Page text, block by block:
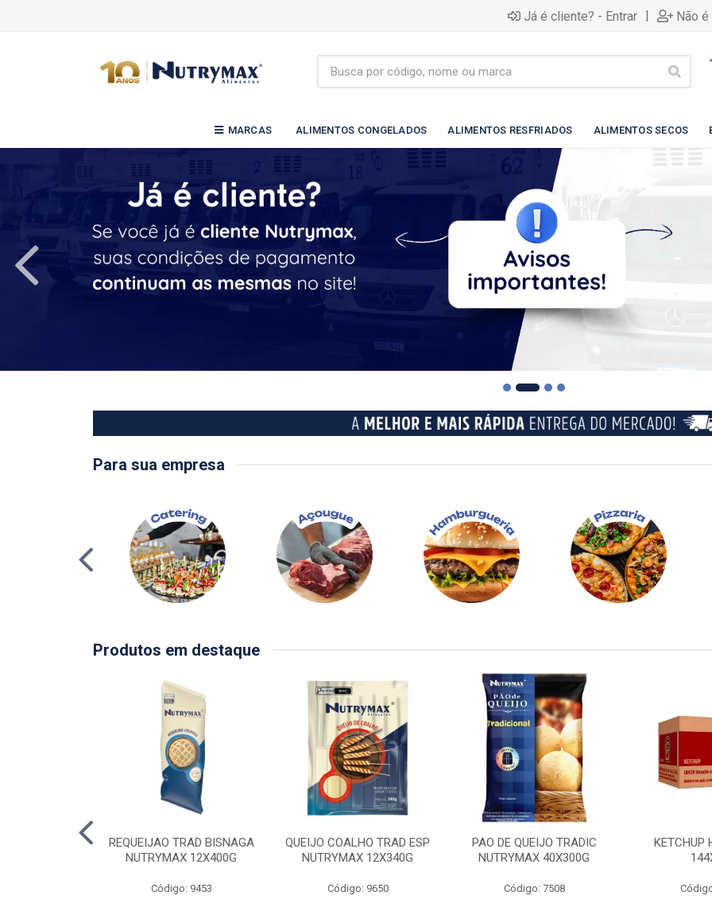
Já é cliente? - Entrar | Não
MARCAS ALIMENTOS CONGELADOS ALIMENTOS RESFRIADOS ALIMENTOS SECOS
Para sua empresa
Produtos em destaque
REQUEIJAO TRAD BISNAGA
NUTRYMAX 12X400G
Código: 9453
QUEIJO COALHO TRAD ESP
NUTRYMAX 12X340G
Código: 9650
PAO DE QUEIJO TRADIC
NUTRYMAX 40X300G
Código: 7508
KETCHUP